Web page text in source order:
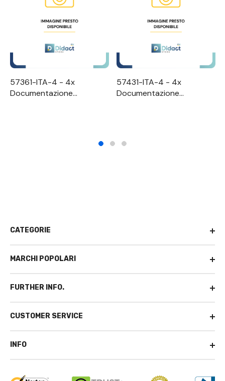
57361-ITA-4 - 4x
Documentazione
57431-ITA-4 - 4x
Documentazione
CATEGORIE
MARCHI POPOLARI
FURTHER INFO.
CUSTOMER SERVICE
INFO